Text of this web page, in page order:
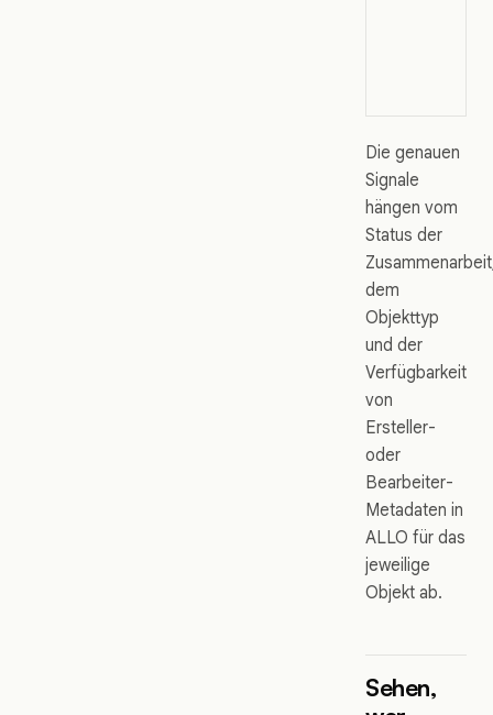
Die genauen
Signale
hängen vom
Status der
dem
Objekttyp
und der
Verfügbarkeit
von
Ersteller-
oder
Bearbeiter-
Metadaten in
ALLO für das
jeweilige
Objekt ab.
Sehen,